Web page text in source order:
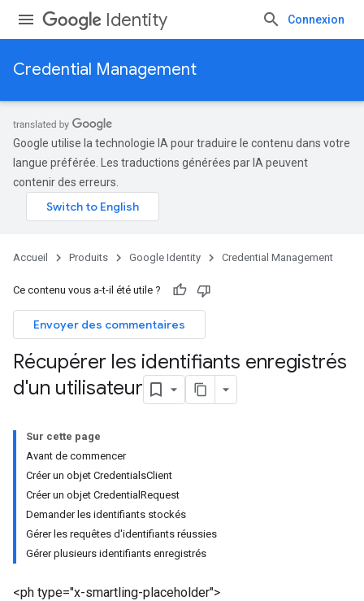
Identity Connexion
Credential Management
Google utilise la technologie IA pour traduire le contenu dans votre
langue préférée. Les traductions générées par IA peuvent
contenir des erreurs.
Accueil Produits Google Identity Credential Management
Ce contenu vous a-t-il été utile ?
Envoyer des commentaires
Récupérer les identifiants enregistrés
d'un utilisateur
Sur cette page
Avant de commencer
Créer un objet CredentialsClient
Créer un objet CredentialRequest
Demander les identifiants stockés
Gérer les requêtes d'identifiants réussies
Gérer plusieurs identifiants enregistrés
<ph type="x-smartling-placeholder">